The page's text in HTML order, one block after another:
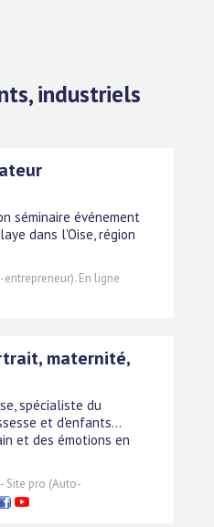
industriels
séminaire événement
dans l'Oise, région
En ligne
maternité,
spécialiste du
et d'enfants...
et des émotions en
- Site pro (Auto-